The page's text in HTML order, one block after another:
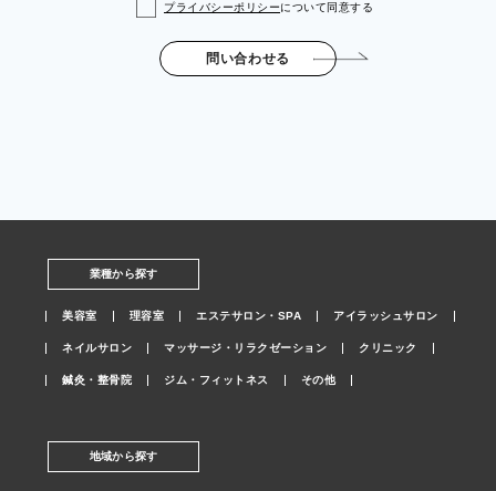
プライバシーポリシーについて同意する
問い合わせる
業種から探す
美容室 理容室 エステサロン・SPA アイラッシュサロン
ネイルサロン マッサージ・リラクゼーション クリニック
鍼灸・整骨院 ジム・フィットネス その他
地域から探す